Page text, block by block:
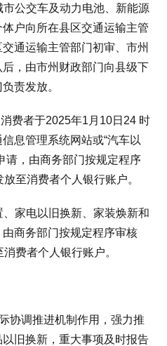
公交车及动力电池、新能源
户向所在县区交通运输主管
通运输主管部门初审、市州
，由市州财政部门向县级下
责发放。
费者于2025年1月10日24 时
息管理系统网站或“汽车以
请，由商务部门按规定程序
至消费者个人银行账户。
家电以旧换新、家装焕新和
商务部门按规定程序审核
费者个人银行账户。
协调推进机制作用，强力推
旧换新，重大事项及时报告